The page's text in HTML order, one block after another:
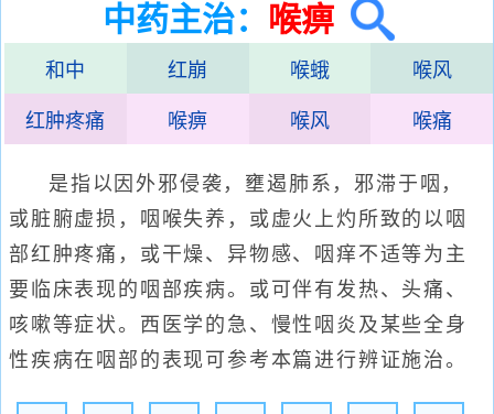
中药主治： 喉痹
和中 红崩 喉蛾 喉风
红肿疼痛 喉痹 喉风 喉痛
是指以因外邪侵袭，壅遏肺系，邪滞于咽，
或脏腑虚损，咽喉失养，或虚火上灼所致的以咽
部红肿疼痛，或干燥、异物感、咽痒不适等为主
要临床表现的咽部疾病。或可伴有发热、头痛、
咳嗽等症状。西医学的急、慢性咽炎及某些全身
性疾病在咽部的表现可参考本篇进行辨证施治。